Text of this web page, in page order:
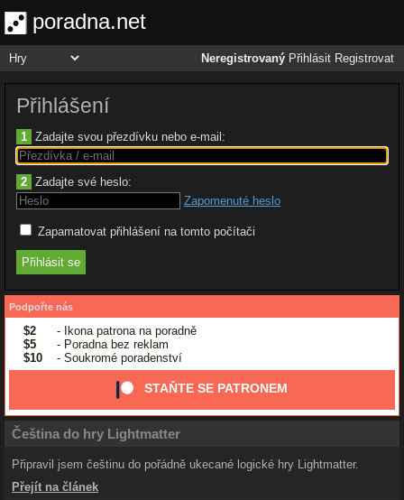
poradna.net
Neregistrovaný Přihlásit Registrovat
Přihlášení
1 Zadajte svou přezdívku nebo e-mail:
2 Zadajte své heslo:
Zapomenuté heslo
Zapamatovat přihlášení na tomto počítači
Podpořte nás
$2
- Ikona patrona na poradně
$5
- Poradna bez reklam
$10
- Soukromé poradenství
STAŇTE SE PATRONEM
Čeština do hry Lightmatter
Připravil jsem češtinu do pořádně ukecané logické hry Lightmatter.
Přejít na článek